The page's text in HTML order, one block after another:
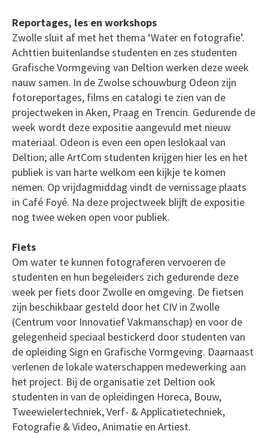
Reportages, les en workshops
Zwolle sluit af met het thema ‘Water en fotografie’.
Achttien buitenlandse studenten en zes studenten
Grafische Vormgeving van Deltion werken deze week
nauw samen. In de Zwolse schouwburg Odeon zijn
fotoreportages, films en catalogi te zien van de
projectweken in Aken, Praag en Trencin. Gedurende de
week wordt deze expositie aangevuld met nieuw
materiaal. Odeon is even een open leslokaal van
Deltion; alle ArtCom studenten krijgen hier les en het
publiek is van harte welkom een kijkje te komen
nemen. Op vrijdagmiddag vindt de vernissage plaats
in Café Foyé. Na deze projectweek blijft de expositie
nog twee weken open voor publiek.
Fiets
Om water te kunnen fotograferen vervoeren de
studenten en hun begeleiders zich gedurende deze
week per fiets door Zwolle en omgeving. De fietsen
zijn beschikbaar gesteld door het CIV in Zwolle
(Centrum voor Innovatief Vakmanschap) en voor de
gelegenheid speciaal bestickerd door studenten van
de opleiding Sign en Grafische Vormgeving. Daarnaast
verlenen de lokale waterschappen medewerking aan
het project. Bij de organisatie zet Deltion ook
studenten in van de opleidingen Horeca, Bouw,
Tweewielertechniek, Verf- & Applicatietechniek,
Fotografie & Video, Animatie en Artiest.